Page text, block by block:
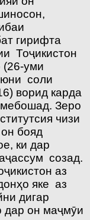
гирифта
Тоҷикистон
(26-уми
соли
ворид карда
Зеро
чизи
бояд
ки дар
созад.
аз
яке аз
дигар
дар он маҷмӯи